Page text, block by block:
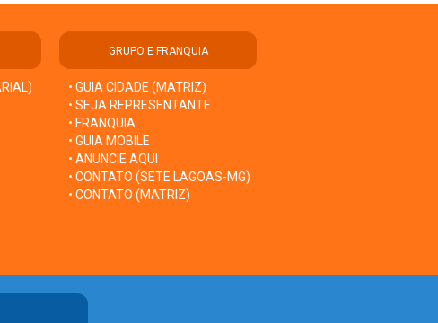
GRUPO E FRANQUIA
• GUIA CIDADE (MATRIZ)
• SEJA REPRESENTANTE
• FRANQUIA
• GUIA MOBILE
• ANUNCIE AQUI
• CONTATO (SETE LAGOAS-MG)
• CONTATO (MATRIZ)